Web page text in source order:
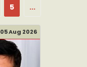
5 ...
05 Aug 2026